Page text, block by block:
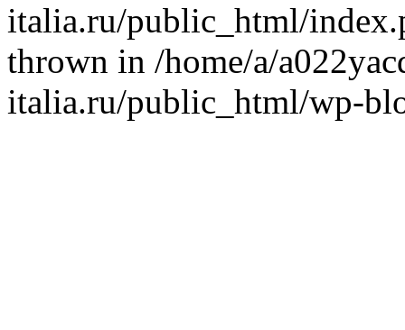
italia.ru/public_html/
thrown in /home/a/
italia.ru/public_html/wp-